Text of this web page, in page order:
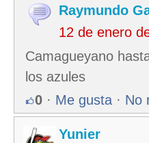
Raymundo
12 de enero
Camagueyano
los azules
0 · Me gusta · No
Yunier